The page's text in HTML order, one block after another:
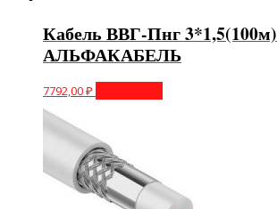
Кабель ВВГ-Пнг 3*1,5(100м)
АЛЬФАКАБЕЛЬ
7792,00₽